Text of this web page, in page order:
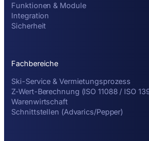
Funktionen & Module
Integration
Sicherheit
Fachbereiche
Ski-Service & Vermietungsprozess
Z-Wert-Berechnung (ISO 11088 / ISO
Warenwirtschaft
Schnittstellen (Advarics/Pepper)